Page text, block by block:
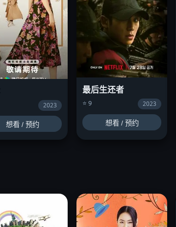
2023
想看 / 预约
最后生还者
⭐ 9 2023
想看 / 预约